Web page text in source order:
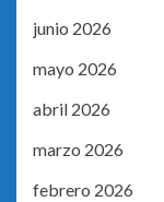
junio 2026
mayo 2026
abril 2026
marzo 2026
febrero 2026